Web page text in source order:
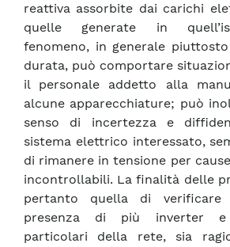
reattiva assorbite dai carichi
quelle generate in
fenomeno, in generale
durata, può comportare
il personale addetto alla
alcune apparecchiature; può
senso di incertezza e
sistema elettrico interessato,
di rimanere in tensione per
incontrollabili. La finalità delle
pertanto quella di
presenza di più inverter
particolari della rete, sia